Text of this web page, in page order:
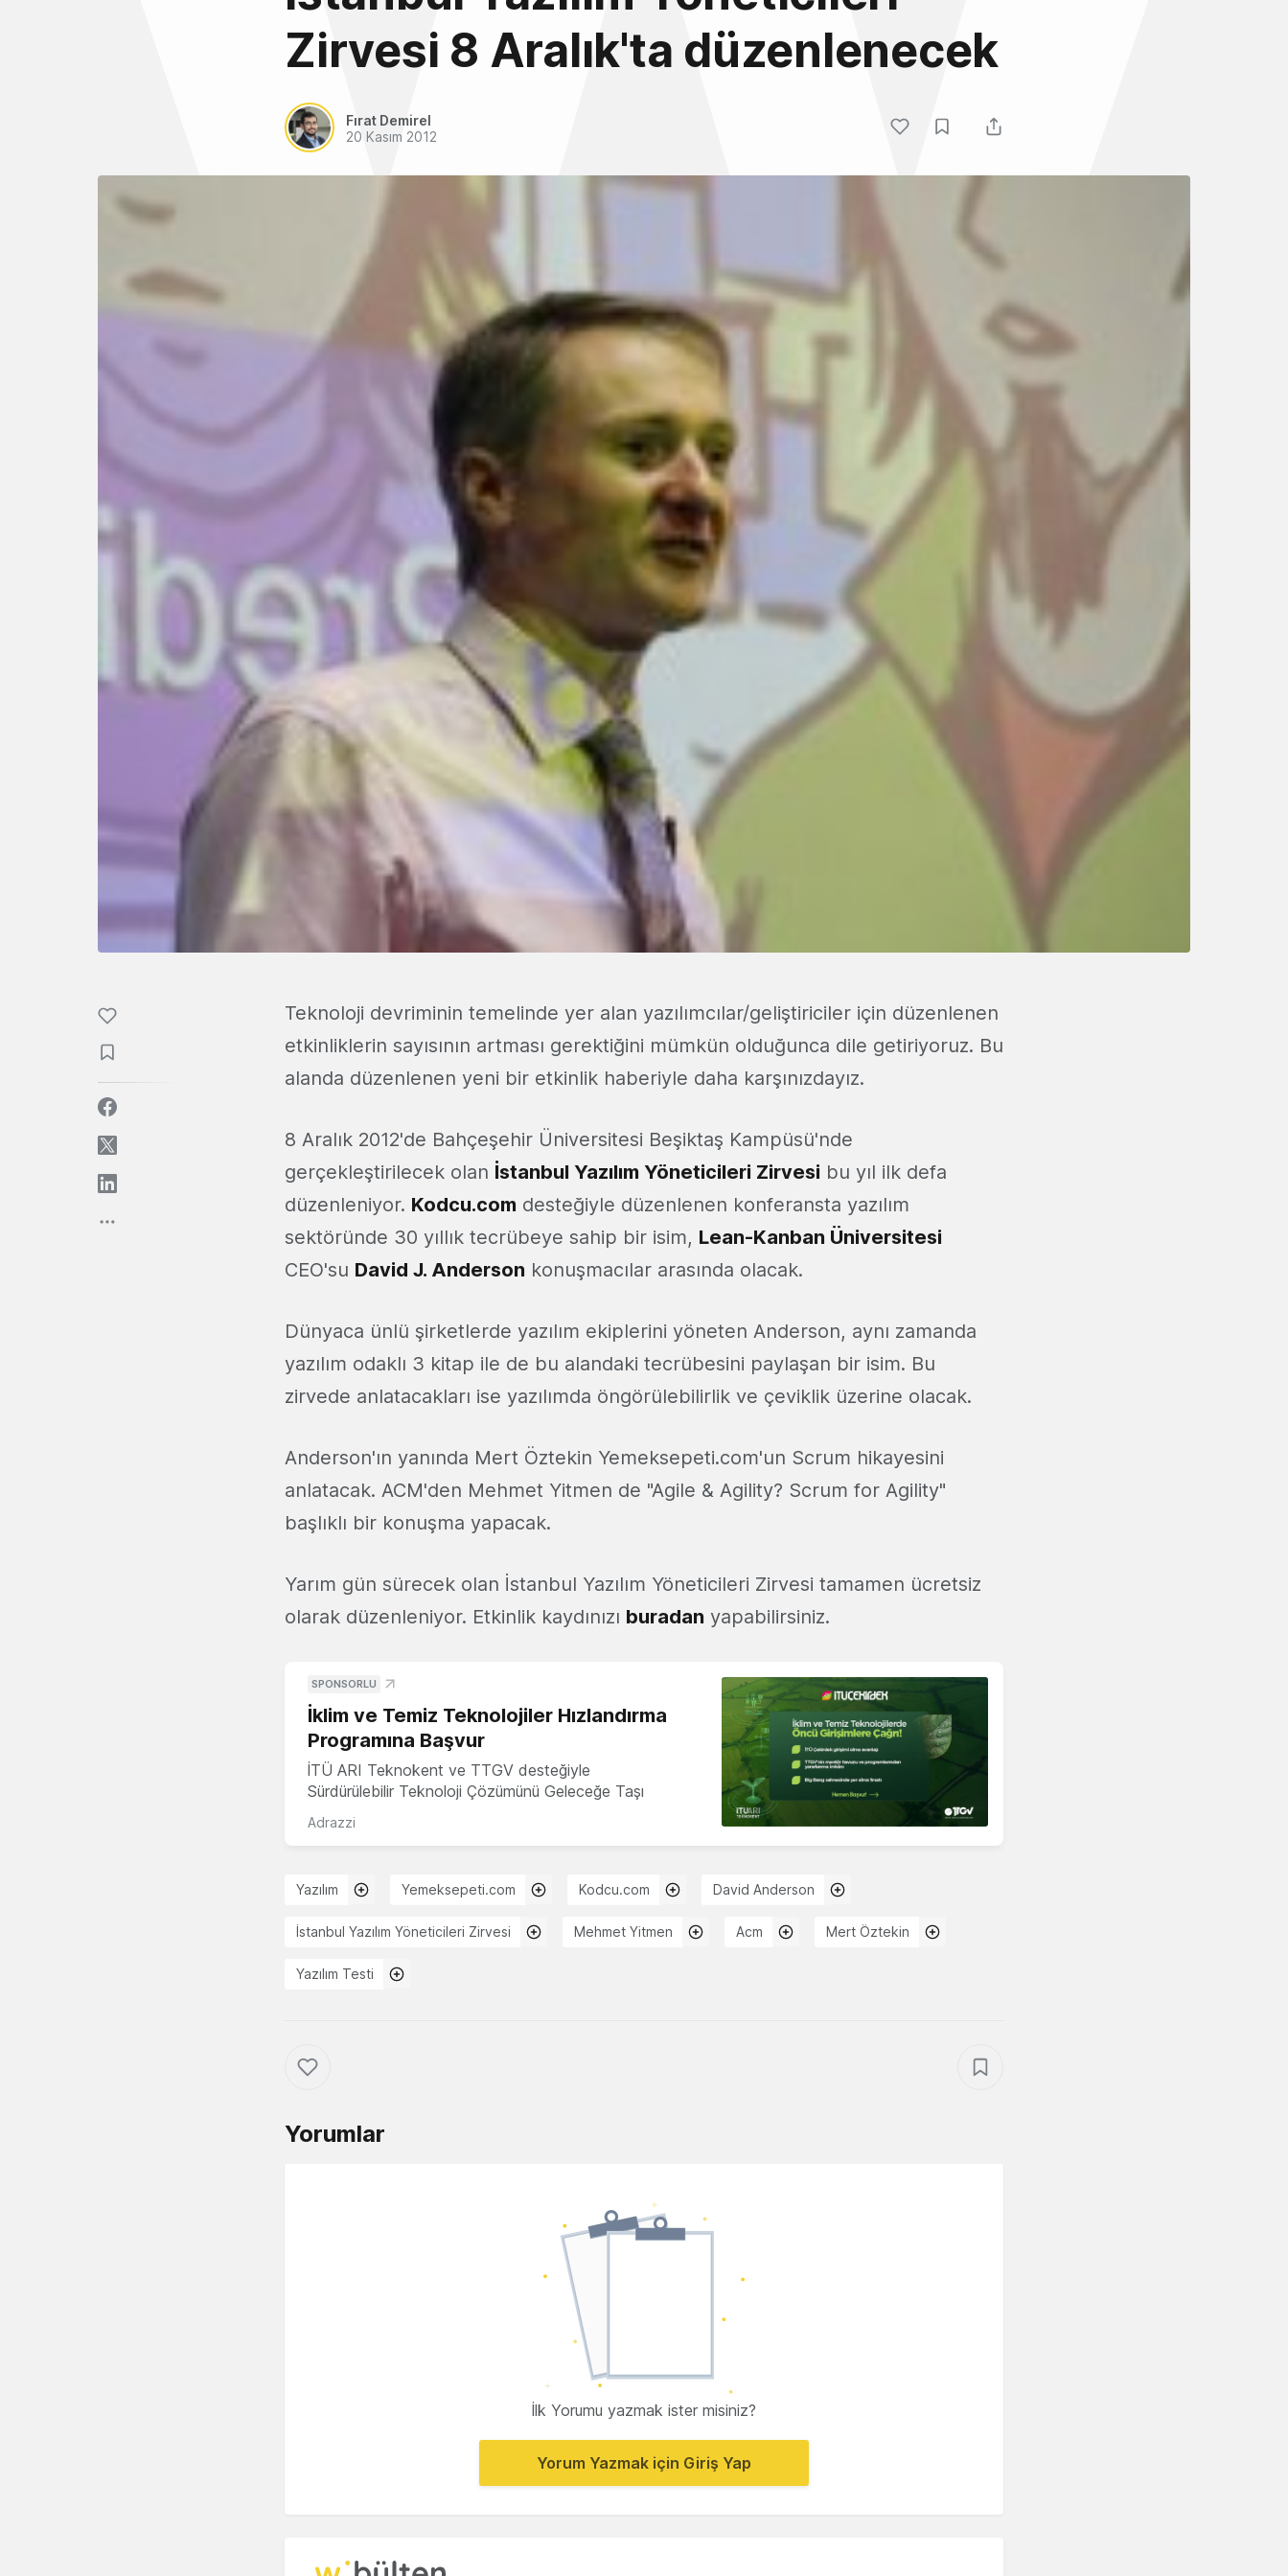
Zirvesi 8 Aralık'ta düzenlenecek
Fırat Demirel
20 Kasım 2012
Teknoloji devriminin temelinde yer alan yazılımcılar/geliştiriciler için düzenlenen
etkinliklerin sayısının artması gerektiğini mümkün olduğunca dile getiriyoruz. Bu
alanda düzenlenen yeni bir etkinlik haberiyle daha karşınızdayız.
8 Aralık 2012'de Bahçeşehir Üniversitesi Beşiktaş Kampüsü'nde
gerçekleştirilecek olan İstanbul Yazılım Yöneticileri Zirvesi bu yıl ilk defa
düzenleniyor. Kodcu.com desteğiyle düzenlenen konferansta yazılım
sektöründe 30 yıllık tecrübeye sahip bir isim, Lean-Kanban Üniversitesi
CEO'su David J. Anderson konuşmacılar arasında olacak.
Dünyaca ünlü şirketlerde yazılım ekiplerini yöneten Anderson, aynı zamanda
yazılım odaklı 3 kitap ile de bu alandaki tecrübesini paylaşan bir isim. Bu
zirvede anlatacakları ise yazılımda öngörülebilirlik ve çeviklik üzerine olacak.
Anderson'ın yanında Mert Öztekin Yemeksepeti.com'un Scrum hikayesini
anlatacak. ACM'den Mehmet Yitmen de "Agile & Agility? Scrum for Agility"
başlıklı bir konuşma yapacak.
Yarım gün sürecek olan İstanbul Yazılım Yöneticileri Zirvesi tamamen ücretsiz
olarak düzenleniyor. Etkinlik kaydınızı buradan yapabilirsiniz.
SPONSORLU
İklim ve Temiz Teknolojiler Hızlandırma
Programına Başvur
İTÜ ARI Teknokent ve TTGV desteğiyle
Sürdürülebilir Teknoloji Çözümünü Geleceğe Taşı
Adrazzi
Yazılım Yemeksepeti.com Kodcu.com David Anderson
İstanbul Yazılım Yöneticileri Zirvesi Mehmet Yitmen Acm Mert Öztekin
Yazılım Testi
Yorumlar
İlk Yorumu yazmak ister misiniz?
Yorum Yazmak için Giriş Yap